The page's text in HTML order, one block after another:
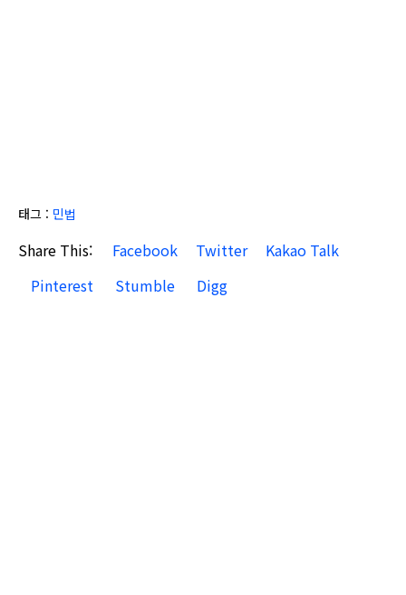
태그 : 민법
Share This: Facebook Twitter
Kakao Talk
Pinterest
Stumble Digg